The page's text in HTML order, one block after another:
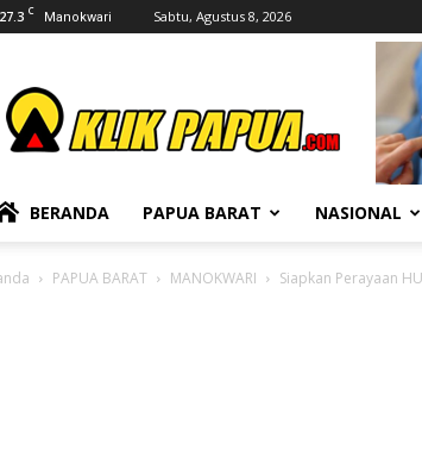
27.3 C Manokwari Sabtu, Agustus 8, 2026
BERANDA PAPUA BARAT NASIONAL
PAPUA BARAT MANOKWARI Siapkan Perayaan